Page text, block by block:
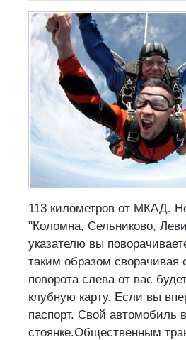
113 километров от МКАД.
"Коломна, Сельниково,
указателю вы
таким образом сворачивая
поворота слева от вас
клубную карту. Если вы
паспорт. Свой автомобиль
стоянке.Общественным